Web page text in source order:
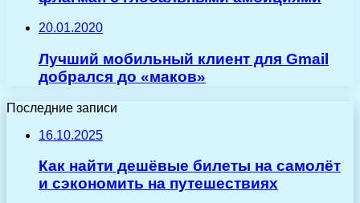
20.01.2020
Лучший мобильный клиент для Gmail
добрался до «маков»
Последние записи
16.10.2025
Как найти дешёвые билеты на самолёт
и сэкономить на путешествиях